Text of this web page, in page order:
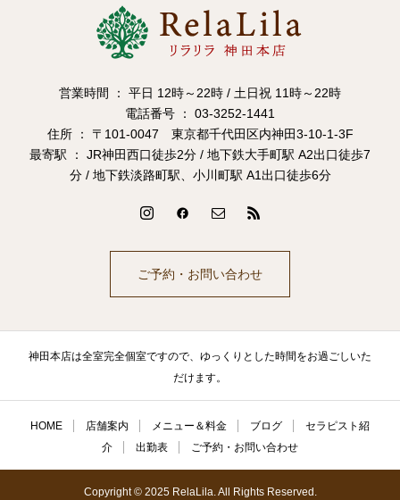
営業時間 ： 平日 12時～22時 / 土日祝 11時～22時
電話番号 ： 03-3252-1441
住所 ： 〒101-0047 東京都千代田区内神田3-10-1-3F
最寄駅 ： JR神田西口徒歩2分 / 地下鉄大手町駅 A2出口徒歩7
分 / 地下鉄淡路町駅、小川町駅 A1出口徒歩6分
ご予約・お問い合わせ
神田本店は全室完全個室ですので、ゆっくりとした時間をお過ごしいた
だけます。
HOME 店舗案内 メニュー＆料金 ブログ
セラピスト紹
介
出勤表 ご予約・お問い合わせ
Copyright © 2025 RelaLila. All Rights Reserved.